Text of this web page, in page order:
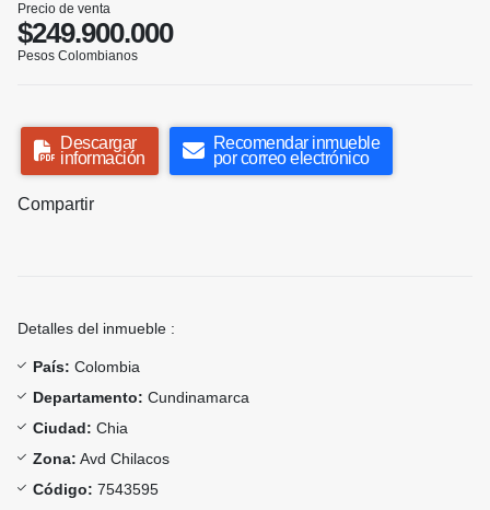
Precio de venta
$249.900.000
Pesos Colombianos
Descargar
información
Recomendar inmueble
por correo electrónico
Compartir
Detalles del inmueble :
País: Colombia
Departamento: Cundinamarca
Ciudad: Chia
Zona: Avd Chilacos
Código: 7543595